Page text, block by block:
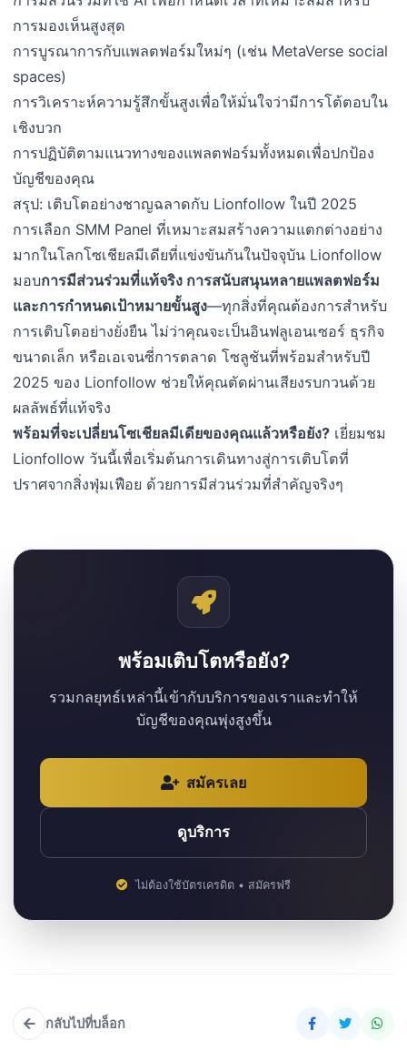
การมองเห็นสูงสุด
การบูรณาการกับแพลตฟอร์มใหม่ๆ (เช่น MetaVerse social
spaces)
การวิเคราะห์ความรู้สึกขั้นสูงเพื่อให้มั่นใจว่ามีการโต้ตอบใน
เชิงบวก
การปฏิบัติตามแนวทางของแพลตฟอร์มทั้งหมดเพื่อปกป้อง
บัญชีของคุณ
สรุป: เติบโตอย่างชาญฉลาดกับ Lionfollow ในปี 2025
การเลือก SMM Panel ที่เหมาะสมสร้างความแตกต่างอย่าง
มากในโลกโซเชียลมีเดียที่แข่งขันกันในปัจจุบัน Lionfollow
มอบการมีส่วนร่วมที่แท้จริง การสนับสนุนหลายแพลตฟอร์ม
และการกำหนดเป้าหมายขั้นสูง—ทุกสิ่งที่คุณต้องการสำหรับ
การเติบโตอย่างยั่งยืน ไม่ว่าคุณจะเป็นอินฟลูเอนเซอร์ ธุรกิจ
ขนาดเล็ก หรือเอเจนซี่การตลาด โซลูชันที่พร้อมสำหรับปี
2025 ของ Lionfollow ช่วยให้คุณตัดผ่านเสียงรบกวนด้วย
ผลลัพธ์ที่แท้จริง
พร้อมที่จะเปลี่ยนโซเชียลมีเดียของคุณแล้วหรือยัง? เยี่ยมชม
Lionfollow วันนี้เพื่อเริ่มต้นการเดินทางสู่การเติบโตที่
ปราศจากสิ่งฟุ่มเฟือย ด้วยการมีส่วนร่วมที่สำคัญจริงๆ
พร้อมเติบโตหรือยัง?
รวมกลยุทธ์เหล่านี้เข้ากับบริการของเราและทำให้
บัญชีของคุณพุ่งสูงขึ้น
สมัครเลย
ดูบริการ
ไม่ต้องใช้บัตรเครดิต • สมัครฟรี
กลับไปที่บล็อก